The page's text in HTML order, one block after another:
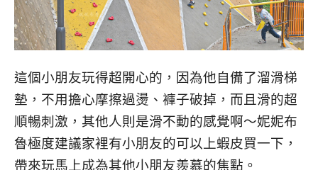
這個小朋友玩得超開心的，因為他自備了溜滑梯
墊，不用擔心摩擦過燙、褲子破掉，而且滑的超
順暢刺激，其他人則是滑不動的感覺啊～妮妮布
魯極度建議家裡有小朋友的可以上蝦皮買一下，
帶來玩馬上成為其他小朋友羨慕的焦點。